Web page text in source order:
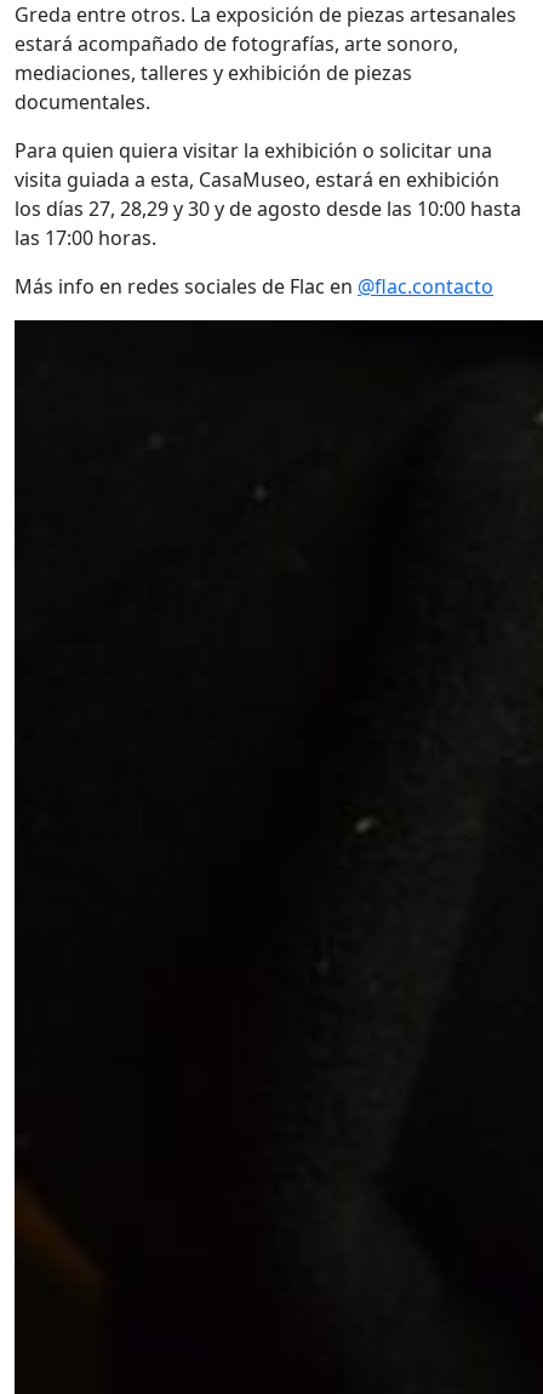
Greda entre otros. La exposición de piezas artesanales
estará acompañado de fotografías, arte sonoro,
mediaciones, talleres y exhibición de piezas
documentales.
Para quien quiera visitar la exhibición o solicitar una
visita guiada a esta, CasaMuseo, estará en exhibición
los días 27, 28,29 y 30 y de agosto desde las 10:00 hasta
las 17:00 horas.
Más info en redes sociales de Flac en @flac.contacto